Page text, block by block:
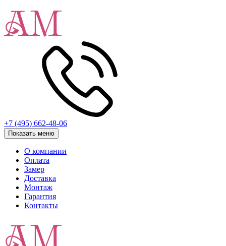
+7 (495) 662-48-06
Показать меню
О компании
Оплата
Замер
Доставка
Монтаж
Гарантия
Контакты